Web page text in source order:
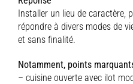
Installer un lieu de caractère,
répondre à divers modes de
et sans finalité.
Notamment, points
– cuisine ouverte avec ilot